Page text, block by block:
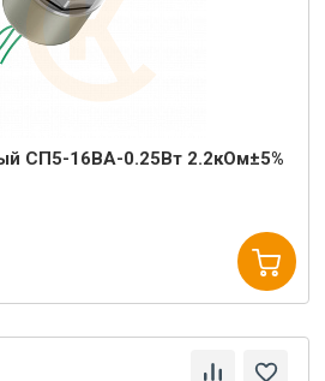
СП5-16ВА-0.25Вт 2.2кОм±5%